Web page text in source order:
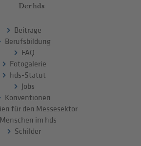
Der hds
Beiträge
Berufsbildung
FAQ
Fotogalerie
hds-Statut
Jobs
Konventionen
für den Messesektor
Menschen im hds
Schilder